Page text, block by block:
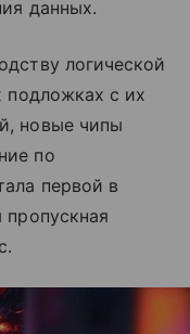
данных.
логической
подложках с их
новые чипы
по
первой в